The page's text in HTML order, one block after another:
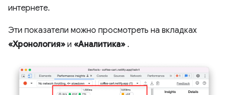
интернете.
Эти показатели можно просмотреть на вкладках
«Хронология» и «Аналитика» .